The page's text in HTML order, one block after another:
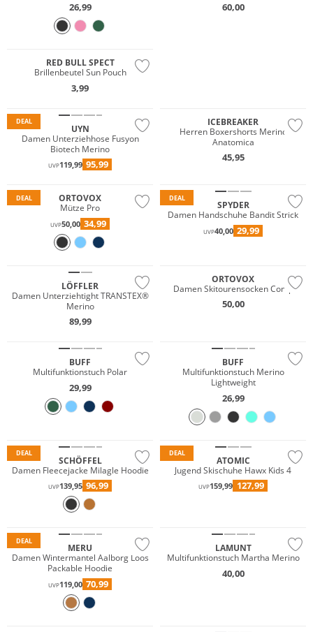
26,99 60,00
RED BULL SPECT
Brillenbeutel Sun Pouch
3,99
DEAL
Merino
UYN
Damen Unterziehhose Fusyon
Biotech Merino
UVP119,99 95,99
ICEBREAKER
Herren Boxershorts Merino
Anatomica
45,95
DEAL
ORTOVOX
Mütze Pro
UVP50,00 34,99
DEAL
SPYDER
Damen Handschuhe Bandit Strick
UVP40,00 29,99
LÖFFLER
Damen Unterziehtight TRANSTEX®
Merino
89,99
ORTOVOX
Damen Skitourensocken Comp
50,00
BUFF
Multifunktionstuch Polar
29,99
BUFF
Multifunktionstuch Merino
Lightweight
26,99
DEAL
Große Größen
SCHÖFFEL
Damen Fleecejacke Milagle Hoodie
UVP139,95 96,99
DEAL
ATOMIC
Jugend Skischuhe Hawx Kids 4
UVP159,99 127,99
DEAL
MERU
Damen Wintermantel Aalborg Loos
Packable Hoodie
UVP119,00 70,99
LAMUNT
Multifunktionstuch Martha Merino
40,00